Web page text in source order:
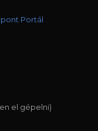
Portál